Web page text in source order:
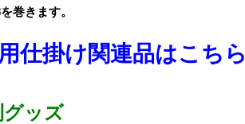
巻きます。
仕掛け関連品はこちら
ッズ